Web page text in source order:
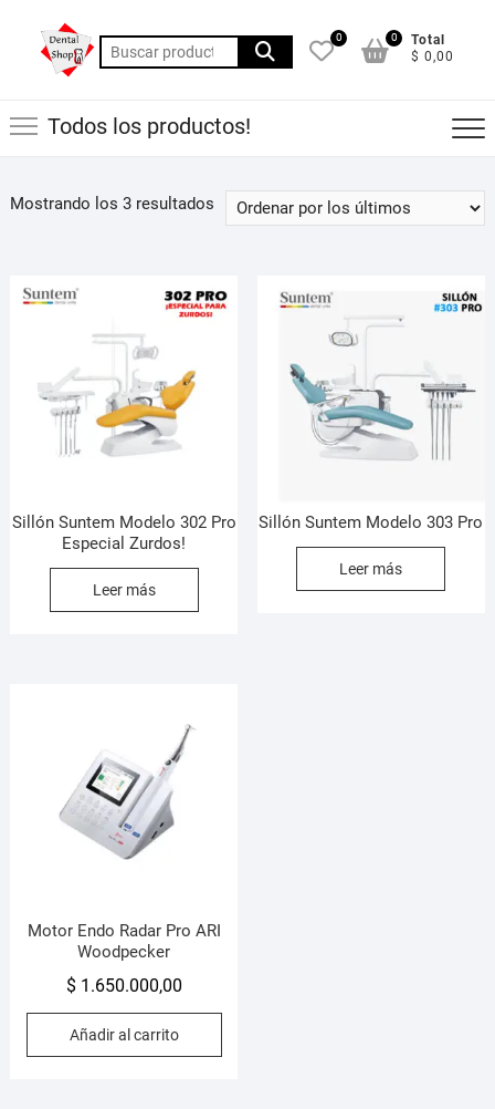
contenido
Buscar
por:
0
Total
$ 0,00
0
Todos los productos!
Mostrando los 3 resultadosOrdenado
por
Sillón Suntem Modelo 302 Pro
Especial Zurdos!
Leer más
Sillón Suntem Modelo 303 Pro
Leer más
Motor Endo Radar Pro ARI
Woodpecker
$1.650.000,00
Añadir al carrito